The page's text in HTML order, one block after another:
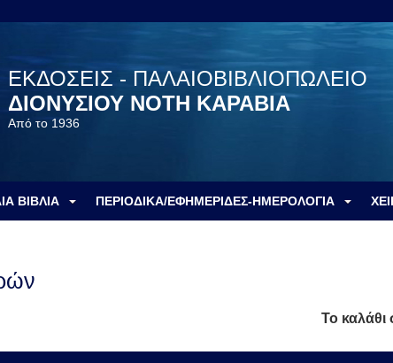
ΕΚΔΟΣΕΙΣ - ΠΑΛΑΙΟΒΙΒΛΙΟΠΩΛΕΙΟ
ΔΙΟΝΥΣΙΟΥ ΝΟΤΗ ΚΑΡΑΒΙΑ
Από το 1936
ΒΙΒΛΙΑ ΠΕΡΙΟΔΙΚΑ/ΕΦΗΜΕΡΙΔΕΣ-ΗΜΕΡΟΛΟΓΙΑ
Το καλάθι